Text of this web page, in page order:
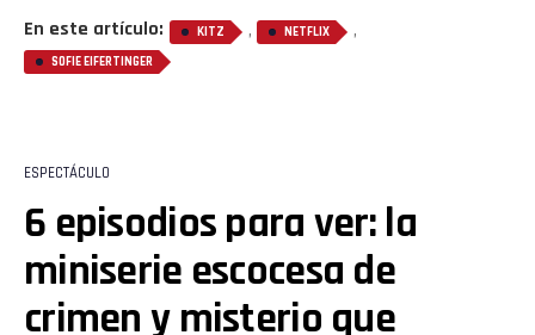
En este artículo: KITZ , NETFLIX ,
SOFIE EIFERTINGER
ESPECTÁCULO
6 episodios para ver: la
miniserie escocesa de
crimen y misterio que